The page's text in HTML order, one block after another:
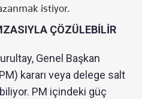
istiyor.
ÇÖZÜLEBİLİR
Genel Başkan
kararı veya delege salt
PM içindeki güç